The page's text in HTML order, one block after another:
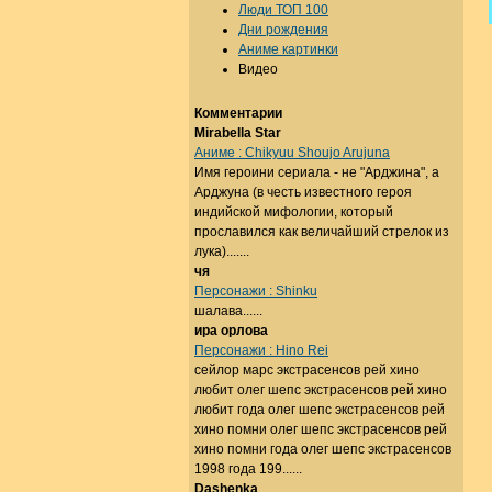
Люди ТОП 100
Дни рождения
Аниме картинки
Видео
Комментарии
Mirabella Star
Аниме : Chikyuu Shoujo Arujuna
Имя героини сериала - не "Арджина", а
Арджуна (в честь известного героя
индийской мифологии, который
прославился как величайший стрелок из
лука).......
чя
Персонажи : Shinku
шалава......
ира орлова
Персонажи : Hino Rei
сейлор марс экстрасенсов рей хино
любит олег шепс экстрасенсов рей хино
любит года олег шепс экстрасенсов рей
хино помни олег шепс экстрасенсов рей
хино помни года олег шепс экстрасенсов
1998 года 199......
Dashenka